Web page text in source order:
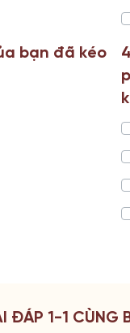
bạn đã kéo
ĐÁP 1-1 CÙNG